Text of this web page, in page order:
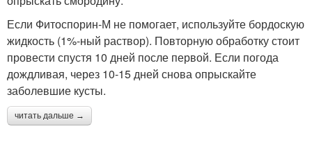
Если Фитоспорин-М не помогает, используйте бордоскую
жидкость (1%-ный раствор). Повторную обработку стоит
провести спустя 10 дней после первой. Если погода
дождливая, через 10-15 дней снова опрыскайте
заболевшие кусты.
читать дальше →